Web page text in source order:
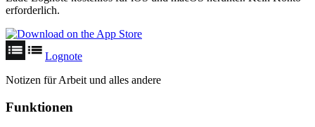
erforderlich.
Lognote
Notizen für Arbeit und alles andere
Funktionen